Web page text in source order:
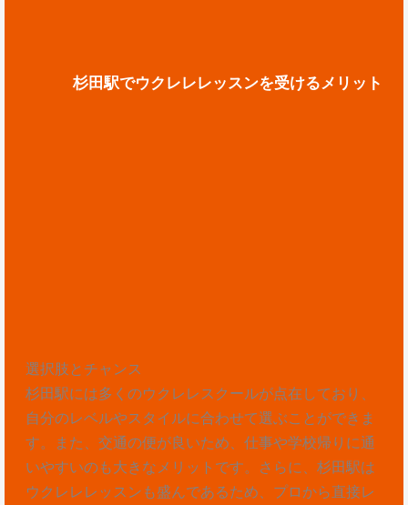
杉田駅でウクレレレッスンを受けるメリット
選択肢とチャンス
杉田駅には多くのウクレレスクールが点在しており、
自分のレベルやスタイルに合わせて選ぶことができま
す。また、交通の便が良いため、仕事や学校帰りに通
いやすいのも大きなメリットです。さらに、杉田駅は
ウクレレレッスンも盛んであるため、プロから直接レ